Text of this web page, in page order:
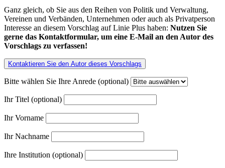
Ganz gleich, ob Sie aus den Reihen von Politik und Verwaltung,
Vereinen und Verbänden, Unternehmen oder auch als Privatperson
Interesse an diesem Vorschlag auf Linie Plus haben: Nutzen Sie
gerne das Kontaktformular, um eine E-Mail an den Autor des
Vorschlags zu verfassen!
Kontaktieren Sie den Autor dieses Vorschlags
Bitte wählen Sie Ihre Anrede (optional)
Ihr Titel (optional)
Ihr Vorname
Ihr Nachname
Ihre Institution (optional)